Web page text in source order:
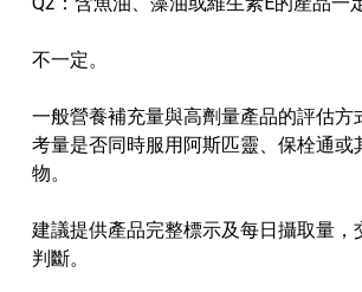
不一定。
一般營養補充量與高劑量產品的評估方
考量是否同時服用阿斯匹靈、保栓通或
物。
建議提供產品完整標示及每日攝取量，
判斷。